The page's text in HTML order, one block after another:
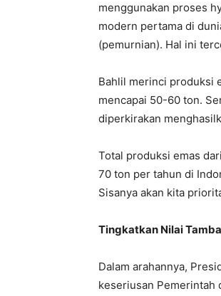
menggunakan proses
modern pertama di
(pemurnian). Hal ini
Bahlil merinci produksi
mencapai 50-60 ton.
diperkirakan
Total produksi emas
70 ton per tahun di
Sisanya akan kita
Tingkatkan Nilai
Dalam arahannya,
keseriusan Pemerintah